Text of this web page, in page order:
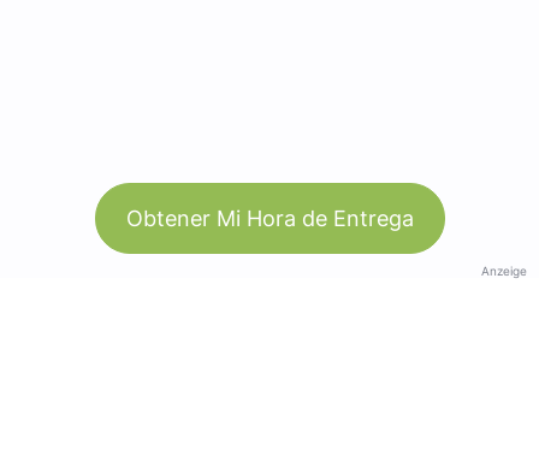
Obtener Mi Hora de Entrega
Anzeige